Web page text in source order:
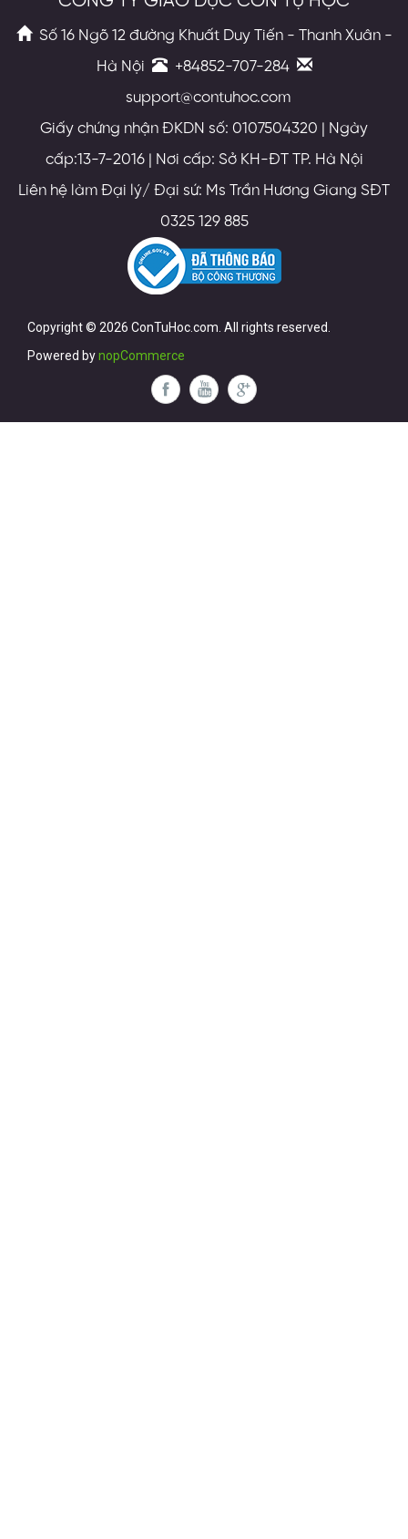
Số 16 Ngõ 12 đường Khuất Duy Tiến - Thanh Xuân -
Hà Nội
+84852-707-284
support@contuhoc.com
Giấy chứng nhận ĐKDN số: 0107504320 | Ngày
cấp:13-7-2016 | Nơi cấp: Sở KH-ĐT TP. Hà Nội
Liên hệ làm Đại lý/ Đại sứ: Ms Trần Hương Giang SĐT
0325 129 885
Copyright © 2026 ConTuHoc.com. All rights reserved.
Powered bynopCommerce